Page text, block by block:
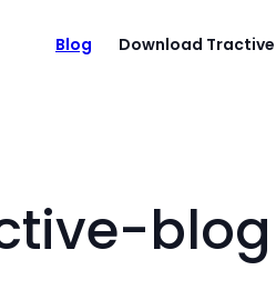
Blog Download Tractive
blog